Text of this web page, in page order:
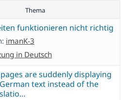
Thema
funktionieren nicht richtig
imanK-3
in Deutsch
are suddenly displaying
text instead of the